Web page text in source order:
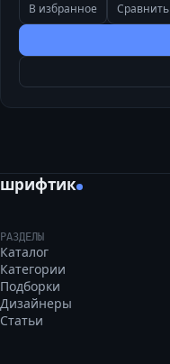
В избранное Сравнить
шрифтик
РАЗДЕЛЫ
Каталог
Категории
Подборки
Дизайнеры
Статьи